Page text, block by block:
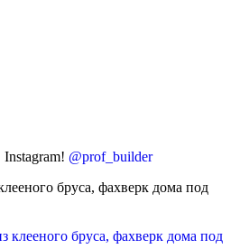
@prof_builder
бруса, фахверк дома под